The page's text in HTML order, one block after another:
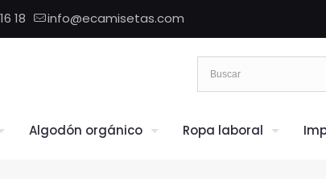
18 info@ecamisetas.com
Algodón orgánico Ropa laboral